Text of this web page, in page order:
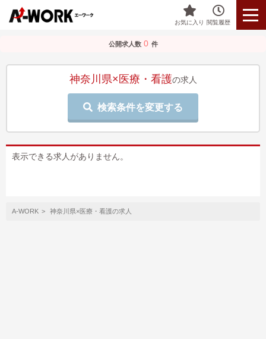
お気に入り 閲覧履歴
公開求人数 0 件
神奈川県×医療・看護の求人
検索条件を変更する
表示できる求人がありません。
A-WORK 神奈川県×医療・看護の求人